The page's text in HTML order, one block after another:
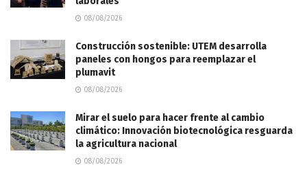
08/08/2026
Construcción sostenible: UTEM desarrolla
paneles con hongos para reemplazar el
plumavit
08/08/2026
Mirar el suelo para hacer frente al cambio
climático: Innovación biotecnológica resguarda
la agricultura nacional
08/08/2026